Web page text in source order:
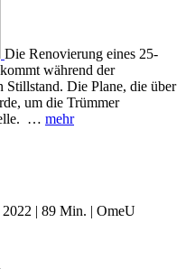
Die Renovierung eines 25-
während der
Stillstand. Die Plane, die über
um die Trümmer
… mehr
| 89 Min. | OmeU